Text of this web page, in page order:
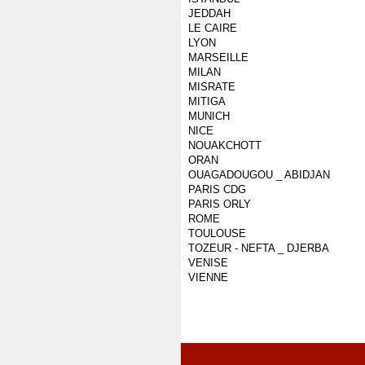
JEDDAH
LE CAIRE
LYON
MARSEILLE
MILAN
MISRATE
MITIGA
MUNICH
NICE
NOUAKCHOTT
ORAN
OUAGADOUGOU _ ABIDJAN
PARIS CDG
PARIS ORLY
ROME
TOULOUSE
TOZEUR - NEFTA _ DJERBA
VENISE
VIENNE